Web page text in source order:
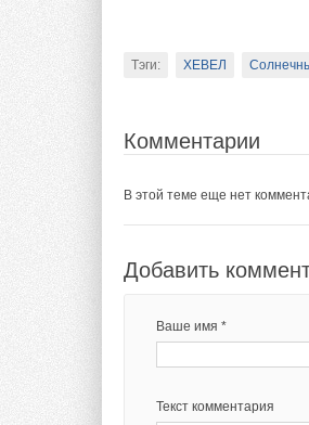
Тэги: ХЕВЕЛ
Комментарии
В этой теме еще нет
Добавить
Ваше имя *
Текст комментария